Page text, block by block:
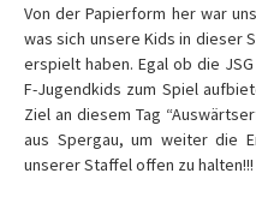
Von der Papierform her war
was sich unsere Kids in dieser
erspielt haben. Egal ob die
F-Jugendkids zum Spiel
Ziel an diesem Tag
aus Spergau, um weiter die
unserer Staffel offen zu halten!!!